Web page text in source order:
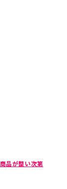
品が整い次第